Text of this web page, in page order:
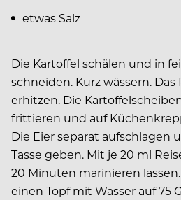
etwas Salz
Die Kartoffel schälen und in
schneiden. Kurz wässern. Das
erhitzen. Die
frittieren und auf
Die Eier separat aufschlagen
Tasse geben. Mit je 20 ml
20 Minuten marinieren
einen Topf mit Wasser auf 75